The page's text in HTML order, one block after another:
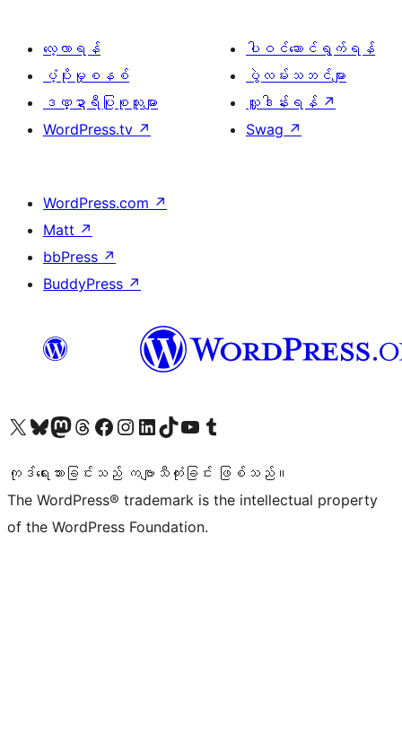
လေ့လာရန်
ပံ့ပိုးမှုစနစ်
ဒဏ္ဍာရီပြုစုသူများ
WordPress.tv ↗
ပါဝင်ဆောင်ရွက်ရန်
ပွဲလမ်းသဘင်များ
လှူဒါန်းရန် ↗
Swag ↗
WordPress.com ↗
Matt ↗
bbPress ↗
BuddyPress ↗
ကျွန်ုပ်တို့၏ X (ယခင် Twitter) အကောင့်သို့ သွားရောက်ကြည့်ရှုပါကျွန်ုပ်တို့၏ Bluesky အကောင့်သို့ ဝင်ရောက်ကြည့်ရှုရန်
ကျွန်ုပ်တို့၏ Mastodon အကောင့်သို့ သွားရောက်ကြည့်ရှုပါကျွန်ုပ်တို့၏ Threads အကောင့်သို့ ဝင်ရောက်ကြည့်ရှုရန်
ကျွန်ုပ်တို့၏ Facebook စာမျက်နှာသို့ သွားရောက်ကြည့်ရှုပါကျွန်ုပ်တို့၏ Instagram အကောင့်သို့ သွားရောက်ကြည့်ရှုပါ ကျွန်ုပ်တို့၏ LinkedIn အကောင့်သို့ သွားရောက်ကြည့်ရှုပါကျွန်ုပ်တို့၏ TikTok အကောင့်သို့ ဝင်ရောက်ကြည့်ရှုရန်
ကျွန်ုပ်တို့၏ YouTube ချန်နယ်သို့ သွားရောက်ကြည့်ရှုပါ ကျွန်ုပ်တို့၏ Tumblr အကောင့်သို့ ဝင်ရောက်ကြည့်ရှုရန်
ကုဒ်ရေးသားခြင်းသည် ကဗျာသီကုံးခြင်း ဖြစ်သည်။
The WordPress® trademark is the intellectual property
of the WordPress Foundation.